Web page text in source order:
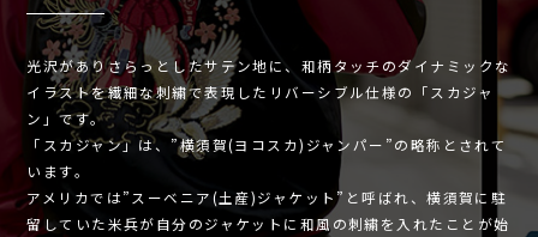
光沢がありさらっとしたサテン地に、和柄タッチのダイナミックな
イラストを繊細な刺繍で表現したリバーシブル仕様の「スカジャ
ン」です。
「スカジャン」は、”横須賀(ヨコスカ)ジャンパー”の略称とされて
います。
アメリカでは”スーベニア(土産)ジャケット”と呼ばれ、横須賀に駐
留していた米兵が自分のジャケットに和風の刺繍を入れたことが始